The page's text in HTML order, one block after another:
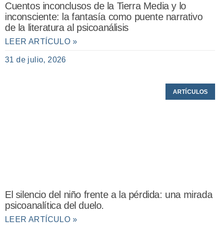
Cuentos inconclusos de la Tierra Media y lo
inconsciente: la fantasía como puente narrativo
de la literatura al psicoanálisis
LEER ARTÍCULO »
31 de julio, 2026
ARTÍCULOS
El silencio del niño frente a la pérdida: una mirada
psicoanalítica del duelo.
LEER ARTÍCULO »